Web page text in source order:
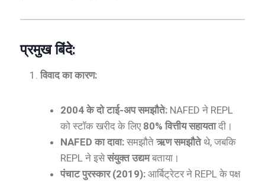
प्रमुख बिंदे:
विवाद का कारण:
2004 के दो टाई-अप समझौते: NAFED ने REPL
को स्टॉक खरीद के लिए 80% वित्तीय सहायतादी।
NAFED का दावा: समझौते ऋण समझौतेथे, जबकि
REPL ने इसेसंयुक्त उद्यमबताया।
पंचाट पुरस्कार (2019): आर्बिट्रेटर ने REPL के पक्ष